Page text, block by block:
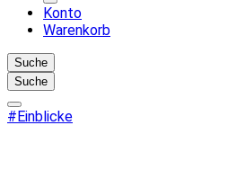
Konto
Warenkorb
Suche
Suche
#Einblicke